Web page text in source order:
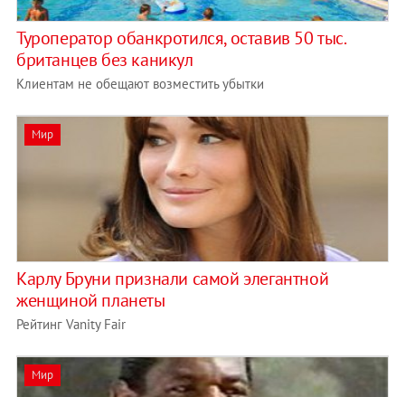
Туроператор обанкротился, оставив 50 тыс.
британцев без каникул
Клиентам не обещают возместить убытки
Мир
Карлу Бруни признали самой элегантной
женщиной планеты
Рейтинг Vanity Fair
Мир